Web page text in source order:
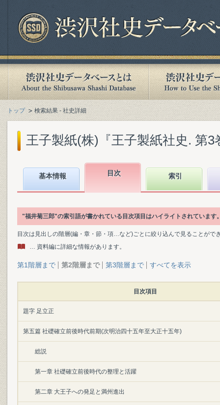
トップ 検索結果 - 社史詳細
王子製紙(株)『王子製紙社史. 第3
基本情報 目次 索引
"福井菊三郎"の索引語が書かれている目次項目はハイライトされています
目次は見出しの階層(編・章・節・項…など)ごとに絞り込んで見ることがで
… 資料編に詳細な情報があります。
第1階層まで 第2階層まで 第3階層まで すべてを表示
目次項目
題字 足立正
第五篇 社礎確立前後時代前期(次明治四十五年至大正十五年)
総説
第一章 社礎確立前後時代の整理と活躍
第二章 大王子への発足と満州進出